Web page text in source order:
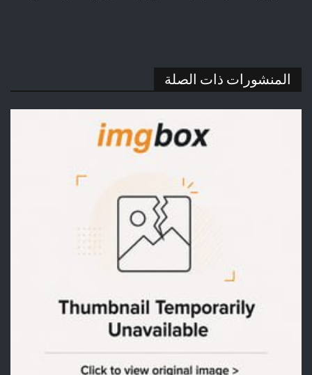
المنشورات ذات الصلة